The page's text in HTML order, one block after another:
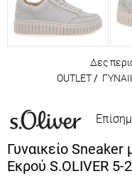
Δες
OUTLET/
Γυναικείο
Εκρού S.OLIVER 5-